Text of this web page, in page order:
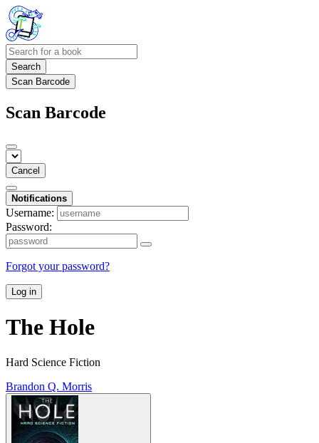
Search
Scan Barcode
Scan Barcode
Cancel
Notifications
Username:
Password:
Forgot your password?
Log in
The Hole
Hard Science Fiction
Brandon Q. Morris